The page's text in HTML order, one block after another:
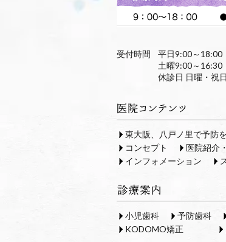
受付時間
平日9:00～18:00
土曜9:00～16:30
休診日 日曜・祝日
東大阪、八戸ノ里で予防
コンセプト
医院紹介
インフォメーション
小児歯科 予防歯科
KODOMO矯正